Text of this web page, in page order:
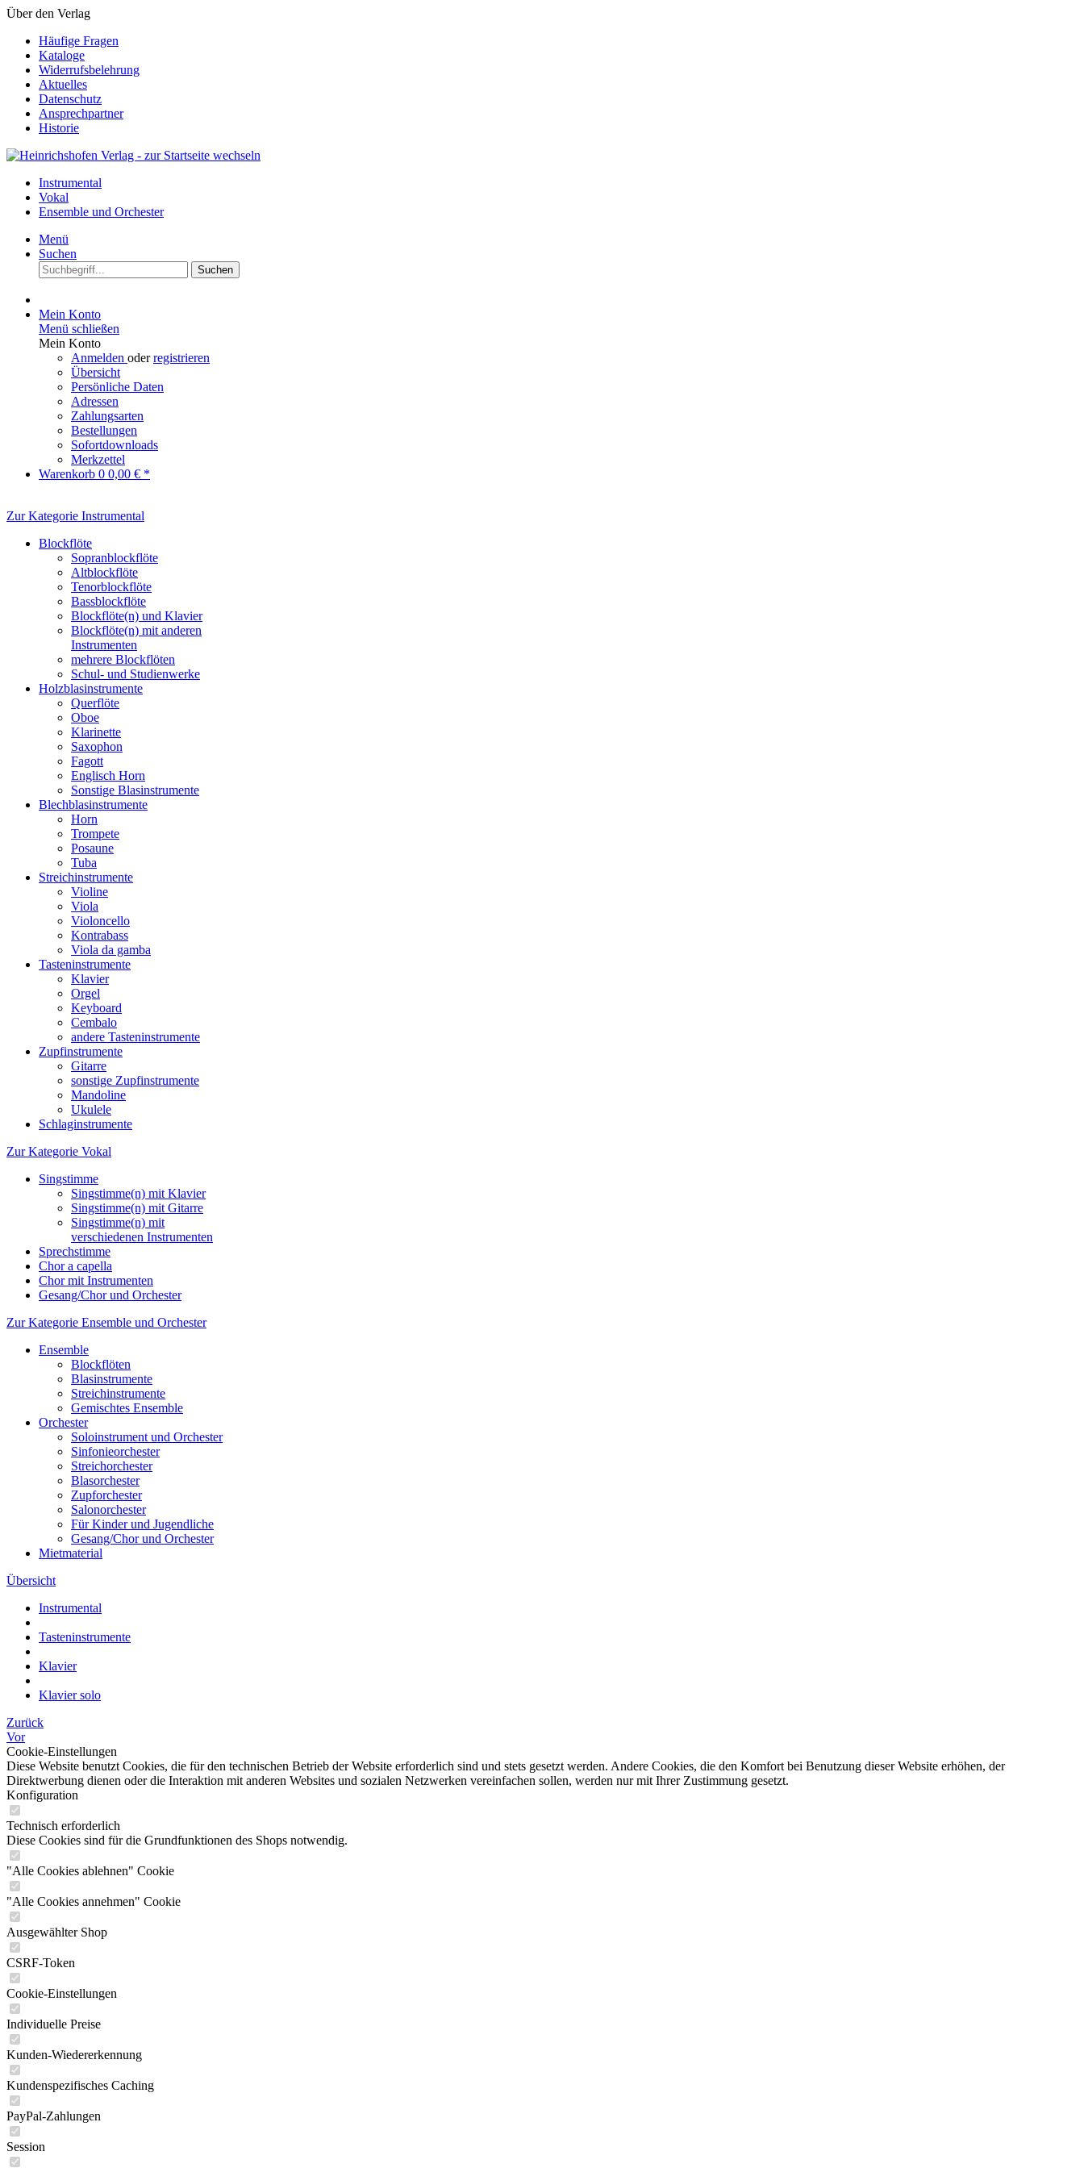
Über den Verlag
Häufige Fragen
Kataloge
Widerrufsbelehrung
Aktuelles
Datenschutz
Ansprechpartner
Historie
Instrumental
Vokal
Ensemble und Orchester
Menü
Suchen
Suchen
Mein Konto
Menü schließen
Mein Konto
Anmelden oderregistrieren
Übersicht
Persönliche Daten
Adressen
Zahlungsarten
Bestellungen
Sofortdownloads
Merkzettel
Warenkorb 0 0,00 € *
Zur Kategorie Instrumental
Blockflöte
Sopranblockflöte
Altblockflöte
Tenorblockflöte
Bassblockflöte
Blockflöte(n) und Klavier
Blockflöte(n) mit anderen
Instrumenten
mehrere Blockflöten
Schul- und Studienwerke
Holzblasinstrumente
Querflöte
Oboe
Klarinette
Saxophon
Fagott
Englisch Horn
Sonstige Blasinstrumente
Blechblasinstrumente
Horn
Trompete
Posaune
Tuba
Streichinstrumente
Violine
Viola
Violoncello
Kontrabass
Viola da gamba
Tasteninstrumente
Klavier
Orgel
Keyboard
Cembalo
andere Tasteninstrumente
Zupfinstrumente
Gitarre
sonstige Zupfinstrumente
Mandoline
Ukulele
Schlaginstrumente
Zur Kategorie Vokal
Singstimme
Singstimme(n) mit Klavier
Singstimme(n) mit Gitarre
Singstimme(n) mit
verschiedenen Instrumenten
Sprechstimme
Chor a capella
Chor mit Instrumenten
Gesang/Chor und Orchester
Zur Kategorie Ensemble und Orchester
Ensemble
Blockflöten
Blasinstrumente
Streichinstrumente
Gemischtes Ensemble
Orchester
Soloinstrument und Orchester
Sinfonieorchester
Streichorchester
Blasorchester
Zupforchester
Salonorchester
Für Kinder und Jugendliche
Gesang/Chor und Orchester
Mietmaterial
Übersicht
Instrumental
Tasteninstrumente
Klavier
Klavier solo
Zurück
Vor
Cookie-Einstellungen
Diese Website benutzt Cookies, die für den technischen Betrieb der Website erforderlich sind und stets gesetzt werden. Andere Cookies, die den Komfort bei Benutzung dieser Website erhöhen, der
Direktwerbung dienen oder die Interaktion mit anderen Websites und sozialen Netzwerken vereinfachen sollen, werden nur mit Ihrer Zustimmung gesetzt.
Konfiguration
Technisch erforderlich
Diese Cookies sind für die Grundfunktionen des Shops notwendig.
"Alle Cookies ablehnen" Cookie
"Alle Cookies annehmen" Cookie
Ausgewählter Shop
CSRF-Token
Cookie-Einstellungen
Individuelle Preise
Kunden-Wiedererkennung
Kundenspezifisches Caching
PayPal-Zahlungen
Session